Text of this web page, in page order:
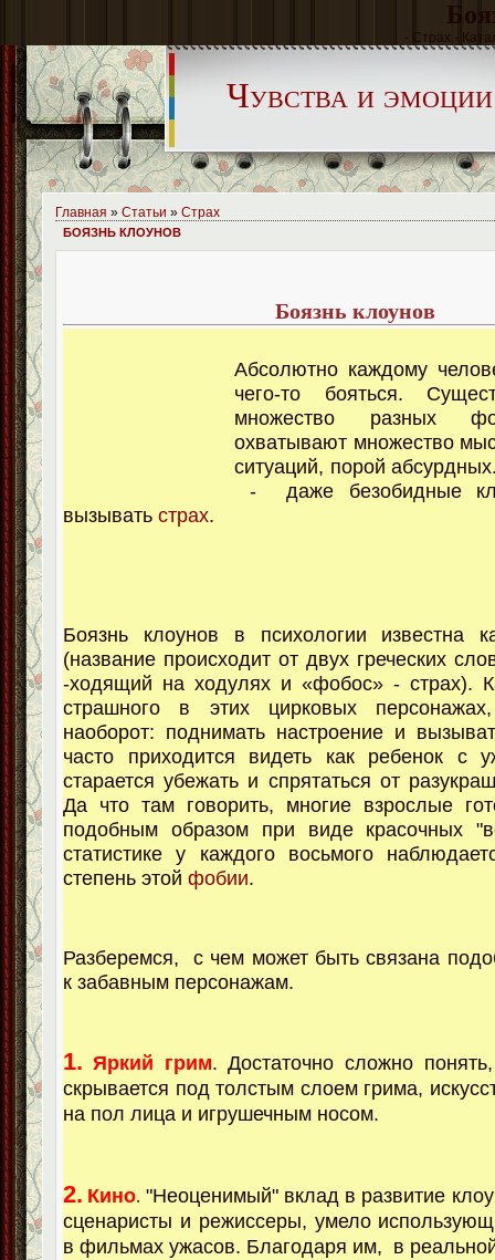
- Страх -
Чувства и эмоции
Главная » Статьи » Страх
БОЯЗНЬ КЛОУНОВ
Боязнь клоунов
Абсолютно каждому
чего-то бояться.
множество разных
охватывают множество
ситуаций, порой
- даже безобидные
вызывать страх.
Боязнь клоунов в психологии известна
(название происходит от двух греческих
-ходящий на ходулях и «фобос» - страх).
страшного в этих цирковых
наоборот: поднимать настроение и
часто приходится видеть как ребенок с
старается убежать и спрятаться от
Да что там говорить, многие взрослые
подобным образом при виде красочных
статистике у каждого восьмого
степень этой фобии.
Разберемся, с чем может быть связана
к забавным персонажам.
1. Яркий грим. Достаточно сложно
скрывается под толстым слоем грима,
на пол лица и игрушечным носом.
2. Кино. "Неоценимый" вклад в развитие
сценаристы и режиссеры, умело
в фильмах ужасов. Благодаря им, в